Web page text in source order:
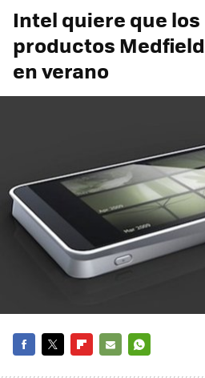
Intel quiere que
productos
en verano